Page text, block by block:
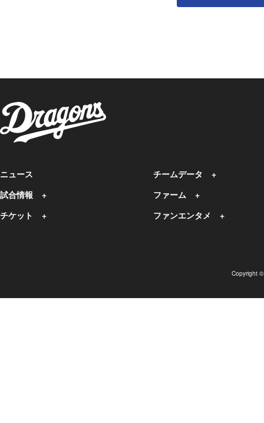
ニュース
試合情報
チケット
チームデータ
ファーム
ファンエンタメ
Copyright